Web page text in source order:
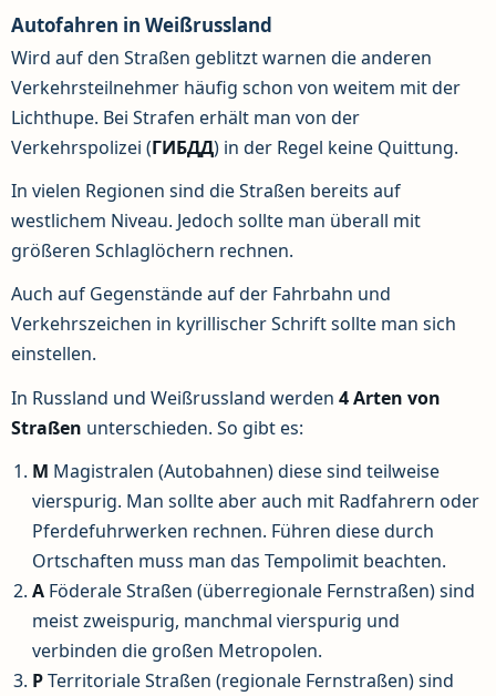
Autofahren in Weißrussland
Wird auf den Straßen geblitzt warnen die anderen
Verkehrsteilnehmer häufig schon von weitem mit der
Lichthupe. Bei Strafen erhält man von der
Verkehrspolizei (ГИБДД) in der Regel keine Quittung.
In vielen Regionen sind die Straßen bereits auf
westlichem Niveau. Jedoch sollte man überall mit
größeren Schlaglöchern rechnen.
Auch auf Gegenstände auf der Fahrbahn und
Verkehrszeichen in kyrillischer Schrift sollte man sich
einstellen.
In Russland und Weißrussland werden 4 Arten von
Straßen unterschieden. So gibt es:
M Magistralen (Autobahnen) diese sind teilweise
vierspurig. Man sollte aber auch mit Radfahrern oder
Pferdefuhrwerken rechnen. Führen diese durch
Ortschaften muss man das Tempolimit beachten.
A Föderale Straßen (überregionale Fernstraßen) sind
meist zweispurig, manchmal vierspurig und
verbinden die großen Metropolen.
PTerritoriale Straßen (regionale Fernstraßen) sind